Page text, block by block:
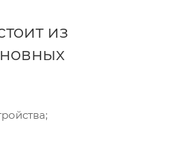
из